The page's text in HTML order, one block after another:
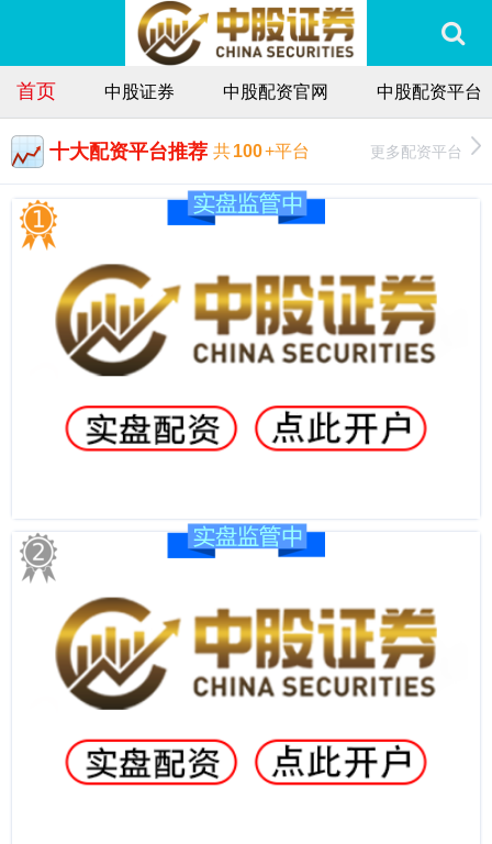
首页 中股证券 中股配资官网 中股配资平台
十大配资平台推荐 共100+平台 更多配资平台